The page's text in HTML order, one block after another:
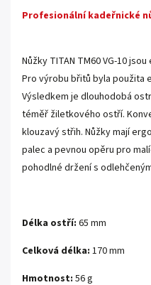
Profesionální kadeřnické
Nůžky TITAN TM60 VG-10
Pro výrobu břitů byla použita
Výsledkem je dlouhodobá
téměř žiletkového ostří.
klouzavý střih. Nůžky mají
palec a pevnou opěru pro
pohodlné držení s
Délka ostří: 65 mm
Celková délka: 170 mm
Hmotnost: 56 g